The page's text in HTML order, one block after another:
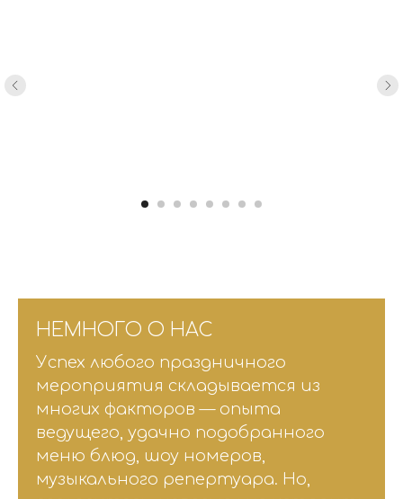
НЕМНОГО О НАС
Успех любого праздничного
мероприятия складывается из
многих факторов — опыта
ведущего, удачно подобранного
меню блюд, шоу номеров,
музыкального репертуара. Но,